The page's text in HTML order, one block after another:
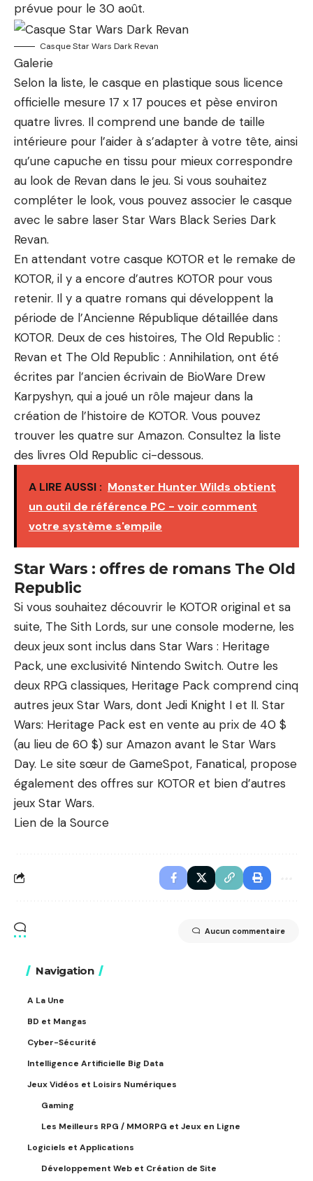
prévue pour le 30 août.
Casque Star Wars Dark Revan
Galerie
Selon la liste, le casque en plastique sous licence
officielle mesure 17 x 17 pouces et pèse environ
quatre livres. Il comprend une bande de taille
intérieure pour l’aider à s’adapter à votre tête, ainsi
qu’une capuche en tissu pour mieux correspondre
au look de Revan dans le jeu. Si vous souhaitez
compléter le look, vous pouvez associer le casque
avec le sabre laser Star Wars Black Series Dark
Revan.
En attendant votre casque KOTOR et le remake de
KOTOR, il y a encore d’autres KOTOR pour vous
retenir. Il y a quatre romans qui développent la
période de l’Ancienne République détaillée dans
KOTOR. Deux de ces histoires, The Old Republic :
Revan et The Old Republic : Annihilation, ont été
écrites par l’ancien écrivain de BioWare Drew
Karpyshyn, qui a joué un rôle majeur dans la
création de l’histoire de KOTOR. Vous pouvez
trouver les quatre sur Amazon. Consultez la liste
des livres Old Republic ci-dessous.
A LIRE AUSSI : Monster Hunter Wilds obtient
un outil de référence PC - voir comment
votre système s'empile
Star Wars : offres de romans The Old
Republic
Si vous souhaitez découvrir le KOTOR original et sa
suite, The Sith Lords, sur une console moderne, les
deux jeux sont inclus dans Star Wars : Heritage
Pack, une exclusivité Nintendo Switch. Outre les
deux RPG classiques, Heritage Pack comprend cinq
autres jeux Star Wars, dont Jedi Knight I et II. Star
Wars: Heritage Pack est en vente au prix de 40 $
(au lieu de 60 $) sur Amazon avant le Star Wars
Day. Le site sœur de GameSpot, Fanatical, propose
également des offres sur KOTOR et bien d’autres
jeux Star Wars.
Lien de la Source
Aucun commentaire
Navigation
A La Une
BD et Mangas
Cyber-Sécurité
Intelligence Artificielle Big Data
Jeux Vidéos et Loisirs Numériques
Gaming
Les Meilleurs RPG / MMORPG et Jeux en Ligne
Logiciels et Applications
Développement Web et Création de Site